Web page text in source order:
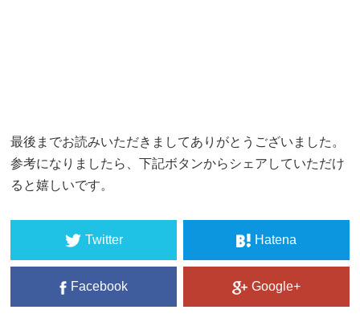
最後までお読みいただきましてありがとうございました。
参考になりましたら、下記ボタンからシェアしていただけ
ると嬉しいです。
Twitter Hatena
Facebook Google+